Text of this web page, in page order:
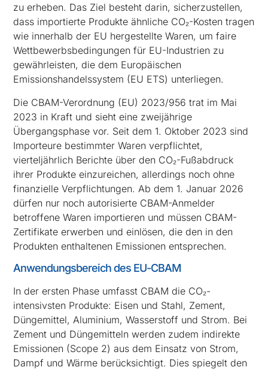
zu erheben. Das Ziel besteht darin, sicherzustellen,
dass importierte Produkte ähnliche CO₂-Kosten tragen
wie innerhalb der EU hergestellte Waren, um faire
Wettbewerbsbedingungen für EU-Industrien zu
gewährleisten, die dem Europäischen
Emissionshandelssystem (EU ETS) unterliegen.
Die CBAM-Verordnung (EU) 2023/956 trat im Mai
2023 in Kraft und sieht eine zweijährige
Übergangsphase vor. Seit dem 1. Oktober 2023 sind
Importeure bestimmter Waren verpflichtet,
vierteljährlich Berichte über den CO₂-Fußabdruck
ihrer Produkte einzureichen, allerdings noch ohne
finanzielle Verpflichtungen. Ab dem 1. Januar 2026
dürfen nur noch autorisierte CBAM-Anmelder
betroffene Waren importieren und müssen CBAM-
Zertifikate erwerben und einlösen, die den in den
Produkten enthaltenen Emissionen entsprechen.
Anwendungsbereich des EU-CBAM
In der ersten Phase umfasst CBAM die CO₂-
intensivsten Produkte: Eisen und Stahl, Zement,
Düngemittel, Aluminium, Wasserstoff und Strom. Bei
Zement und Düngemitteln werden zudem indirekte
Emissionen (Scope 2) aus dem Einsatz von Strom,
Dampf und Wärme berücksichtigt. Dies spiegelt den